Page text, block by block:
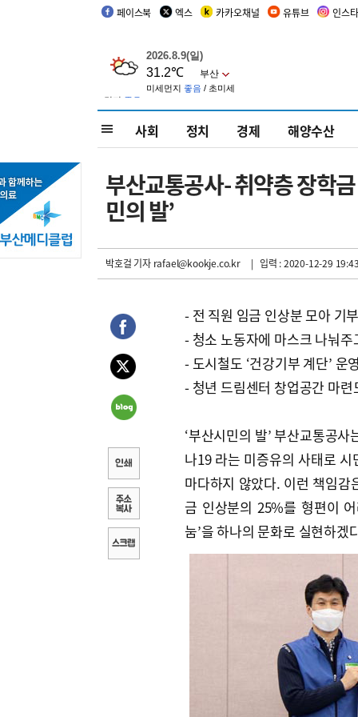
페이스북 엑스 카카오채널 유튜브 인스
사회 정치 경제 해양수산
부산교통공사- 취약층 장학
민의 발’
박호걸 기자rafael@kookje.co.kr | 입력 : 2020-12-29
- 전 직원 임금 인상분 모아 기
- 청소 노동자에 마스크 나눠주
- 도시철도 ‘건강기부 계단’ 운
- 청년 드림센터 창업공간 마련
‘부산시민의 발’ 부산교통공
나19 라는 미증유의 사태로
마다하지 않았다. 이런 책임
금 인상분의 25%를 형편이
눔’을 하나의 문화로 실현하겠